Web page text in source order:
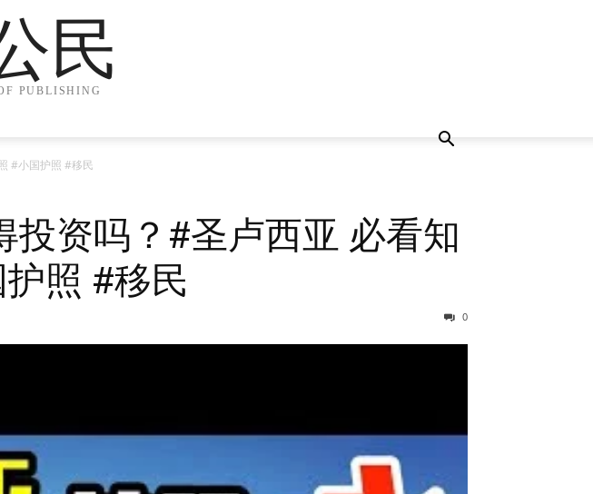
民
PUBLISHING
#小国护照 #移民
投资吗？#圣卢西亚 必看知
照 #移民
0